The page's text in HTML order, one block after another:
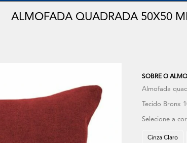
ALMOFADA QUADRADA 50X50
SOBRE O
Almofada
Tecido Bronx
Selecione a
Cinza Claro